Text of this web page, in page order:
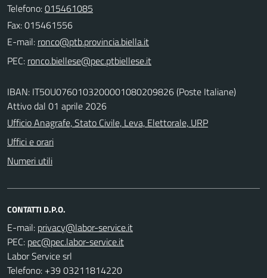
Telefono:015461085
Fax: 015461556
E-mail:
PEC:
IBAN: IT50U0760103200001080209826 (Poste Italiane)
Attivo dal 01 aprile 2026
Ufficio Anagrafe, Stato Civile, Leva, Elettorale, URP
Uffici e orari
Numeri utili
CONTATTI D.P.O.
E-mail:
PEC:
Labor Service srl
Telefono: +39 03211814220